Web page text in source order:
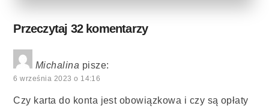
Przeczytaj 32 komentarzy
Michalina pisze:
6 września 2023 o 14:16
Czy karta do konta jest obowiązkowa i czy są opłaty